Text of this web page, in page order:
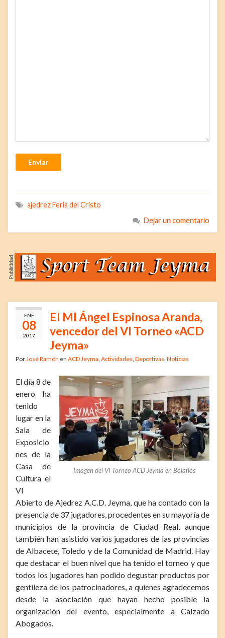
Enviar
ajedrez Feria del Cristo
Dejar un comentario
ENE
08
2017
El MI Ángel Espinosa Aranda,
vencedor del VI Torneo «ACD
Jeyma»
PorJosé Ramón en ACD Jeyma, Actividades, Deportivas, Noticias
Imagen del VI Torneo ACD Jeyma en Bolaños
El día 8 de
enero ha
tenido
lugar en la
Sala de
Exposicio
nes de la
Casa de
Cultura el
VI
Abierto de Ajedrez A.C.D. Jeyma, que ha contado con la
presencia de 37 jugadores, procedentes en su mayoría de
municipios de la provincia de Ciudad Real, aunque
también han asistido varios jugadores de las provincias
de Albacete, Toledo y de la Comunidad de Madrid. Hay
que destacar el buen nivel que ha tenido el torneo y que
todos los jugadores han podido degustar productos por
gentileza de los patrocinadores, a quienes agradecemos
desde la asociación que hayan hecho posible la
organización del evento, especialmente a Calzado
Abogados.